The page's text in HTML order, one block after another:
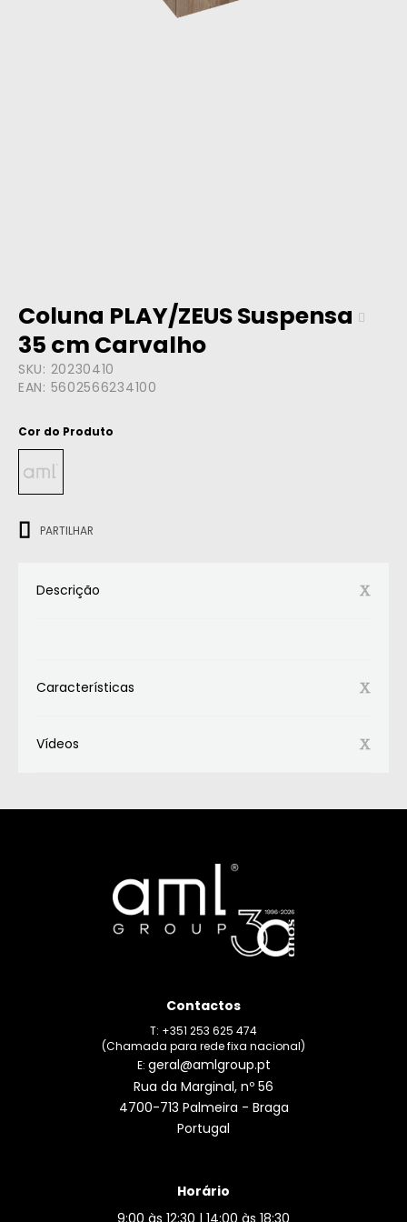
Coluna PLAY/ZEUS Suspensa
35 cm Carvalho
SKU: 20230410
EAN: 5602566234100
Cor do Produto
PARTILHAR
Descrição
Características
Vídeos
Contactos
T: +351 253 625 474
(Chamada para rede fixa nacional)
E: geral@amlgroup.pt
Rua da Marginal, nº 56
4700-713 Palmeira - Braga
Portugal
Horário